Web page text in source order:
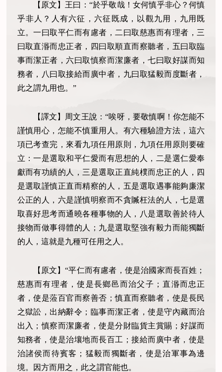
【原文】王曰：“於乎敬哉！女何慎乎非心？何慎
乎非人？人有六征，六征既成，以觀九用，九用既
立。一曰取平仁而有慮者，二曰取慈惠而有理者，三
曰取直湣而忠正者，四曰取順直而察聽者，五曰取臨
事而潔正者，六曰取慎察而潔廉者，七曰取好謀而知
務者，八曰取接給而廣中者，九曰取猛毅而度斷者，
此之謂九用也。”
【譯文】周文王說：“唉呀，要敬慎啊！你怎能不
謹慎用心，怎能不慎重用人。有六種驗證方法，這六
項已考查完，來看九項任用原則，九項任用原則要確
立：一是選取和平仁愛而有思想的人，二是選仁愛奉
獻而有功績的人，三是選取正直純樸而忠正的人，四
是選取謹慎正直而精察的人，五是選取遇事能夠廉潔
公正的人，六是謹慎明察而不貪贓枉法的人，七是選
取喜好思考而通曉各種事物的人，八是選取善於待人
接物而做事得體的人；九是選取堅強有毅力而能獨斷
的人，這就是九種可任用之人。
【原文】“平仁而有慮者，使是治國家而長百姓；
慈惠而有理者，使是長鄉邑而治父子；直湣而忠正
者，使是蒞百官而察善否；慎直而察聽者，使是長民
之獄訟，出納辭令；臨事而潔正者，使是守內藏而治
出入；慎察而潔廉者，使是分財臨貨主賞賜；好謀而
知務者，使是治壤地而長百工；接給而廣中者，使是
治諸侯而待賓客；猛毅而獨斷者，使是治軍事為邊
境。因方而用之，此之謂官能也。